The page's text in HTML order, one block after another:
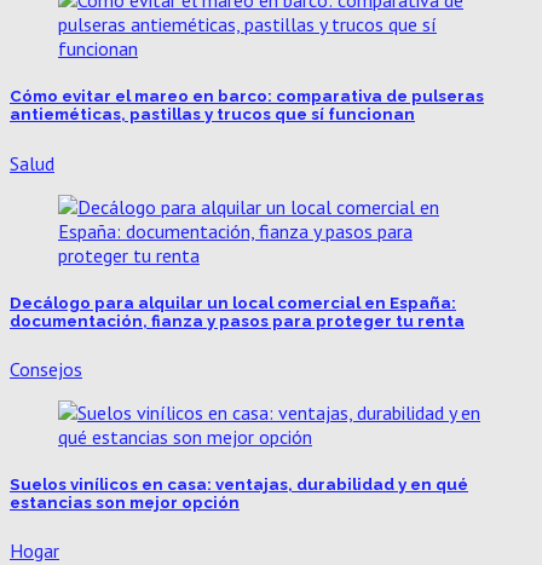
Cómo evitar el mareo en barco: comparativa de pulseras
antieméticas, pastillas y trucos que sí funcionan
Salud
Decálogo para alquilar un local comercial en España:
documentación, fianza y pasos para proteger tu renta
Consejos
Suelos vinílicos en casa: ventajas, durabilidad y en qué
estancias son mejor opción
Hogar